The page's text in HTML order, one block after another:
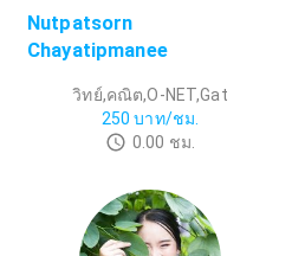
Nutpatsorn
Chayatipmanee
วิทย์,คณิต,O-NET,Gat
250 บาท/ชม.
0.00 ชม.